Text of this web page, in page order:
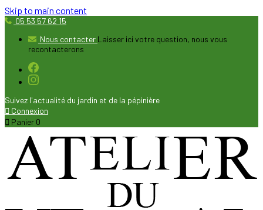
Skip to main content
05 53 57 62 15
Nous contacter Laisser ici votre question, nous vous
recontacterons
Suivez l'actualité du jardin et de la pépinière
 Connexion
 Panier 0